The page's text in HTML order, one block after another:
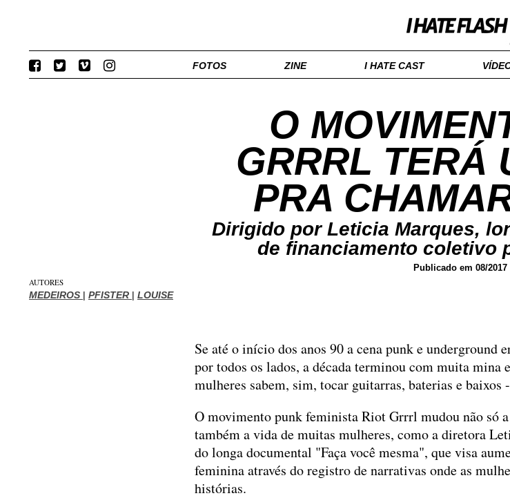
FOTOS ZINE I HATE CAST
O
GRRRL TERÁ
PRA
Dirigido por Leticia Marques,
de financiamento coletivo
Publicado em 08/2017
AUTORES
MEDEIROS | PFISTER | LOUISE
Se até o início dos anos 90 a cena punk e underground
por todos os lados, a década terminou com muita mina
mulheres sabem, sim, tocar guitarras, baterias e baixos
O movimento punk feminista Riot Grrrl mudou não só
também a vida de muitas mulheres, como a diretora
do longa documental "Faça você mesma", que visa
feminina através do registro de narrativas onde as
histórias.